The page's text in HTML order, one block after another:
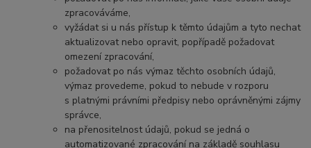
zpracováváme,
vyžádat si u nás přístup k těmto údajům a tyto nechat
aktualizovat nebo opravit, popřípadě požadovat
omezení zpracování,
požadovat po nás výmaz těchto osobních údajů,
výmaz provedeme, pokud to nebude v rozporu
s platnými právními předpisy nebo oprávněnými zájmy
správce,
na přenositelnost údajů, pokud se jedná o
automatizované zpracování na základě souhlasu